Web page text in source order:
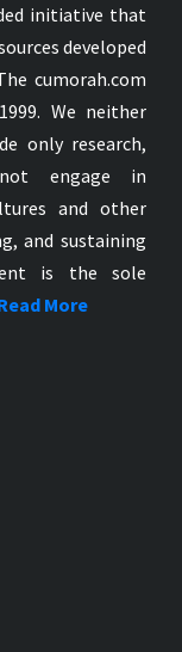
initiative that
developed
cumorah.com
We neither
only research,
engage in
and other
and sustaining
is the sole
More